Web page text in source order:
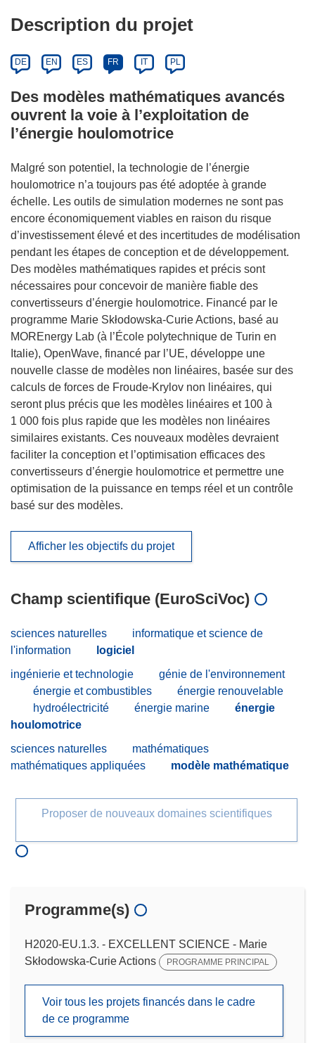
Description du projet
DE EN ES FR IT PL
Des modèles mathématiques avancés
ouvrent la voie à l’exploitation de
l’énergie houlomotrice
Malgré son potentiel, la technologie de l’énergie
houlomotrice n’a toujours pas été adoptée à grande
échelle. Les outils de simulation modernes ne sont pas
encore économiquement viables en raison du risque
d’investissement élevé et des incertitudes de modélisation
pendant les étapes de conception et de développement.
Des modèles mathématiques rapides et précis sont
nécessaires pour concevoir de manière fiable des
convertisseurs d’énergie houlomotrice. Financé par le
programme Marie Skłodowska-Curie Actions, basé au
MOREnergy Lab (à l’École polytechnique de Turin en
Italie), OpenWave, financé par l’UE, développe une
nouvelle classe de modèles non linéaires, basée sur des
calculs de forces de Froude-Krylov non linéaires, qui
seront plus précis que les modèles linéaires et 100 à
1 000 fois plus rapide que les modèles non linéaires
similaires existants. Ces nouveaux modèles devraient
faciliter la conception et l’optimisation efficaces des
convertisseurs d’énergie houlomotrice et permettre une
optimisation de la puissance en temps réel et un contrôle
basé sur des modèles.
Afficher les objectifs du projet
Champ scientifique (EuroSciVoc)
sciences naturelles
informatique et science de
l'information
logiciel
ingénierie et technologie
génie de l'environnement
énergie et combustibles
énergie renouvelable
hydroélectricité
énergie marine
énergie
houlomotrice
sciences naturelles
mathématiques
mathématiques appliquées
modèle mathématique
Proposer de nouveaux domaines scientifiques
Programme(s)
H2020-EU.1.3. - EXCELLENT SCIENCE - Marie
Skłodowska-Curie Actions
PROGRAMME PRINCIPAL
Voir tous les projets financés dans le cadre
de ce programme